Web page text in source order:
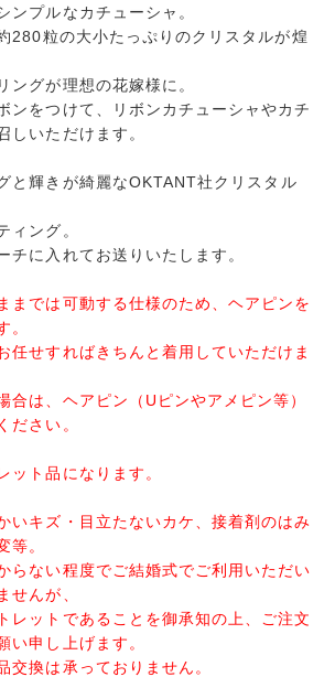
ンプルなカチューシャ 。
280粒の大小たっぷりのクリスタルが煌
ングが理想の花嫁様に。
ンをつけて、リボンカチューシャやカチ
しいただけます。
と輝きが綺麗なOKTANT社クリスタル
ィング。
チに入れてお送りいたします。
までは可動する仕様のため、ヘアピンを
。
任せすればきちんと着用していただけま
合は、ヘアピン（Uピンやアメピン等）
ださい。
ト品になります。
いキズ・目立たないカケ、接着剤のはみ
等。
らない程度でご結婚式でご利用いただい
せんが、
レットであることを御承知の上、ご注文
い申し上げます。
交換は承っておりません。